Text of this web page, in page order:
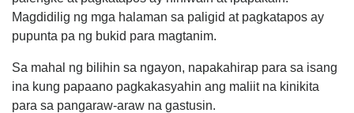
Magdidilig ng mga halaman sa paligid at pagkatapos ay
pupunta pa ng bukid para magtanim.
Sa mahal ng bilihin sa ngayon, napakahirap para sa isang
ina kung papaano pagkakasyahin ang maliit na kinikita
para sa pangaraw-araw na gastusin.